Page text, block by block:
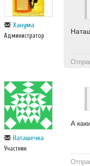
Ханума
Администратор
Наташечка
Участник
А